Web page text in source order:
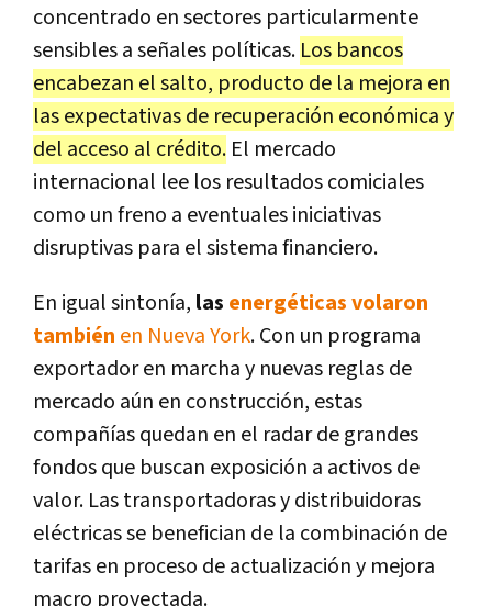
concentrado en sectores particularmente
sensibles a señales políticas. Los bancos
encabezan el salto, producto de la mejora en
las expectativas de recuperación económica y
del acceso al crédito. El mercado
internacional lee los resultados comiciales
como un freno a eventuales iniciativas
disruptivas para el sistema financiero.
En igual sintonía, las energéticas volaron
también en Nueva York. Con un programa
exportador en marcha y nuevas reglas de
mercado aún en construcción, estas
compañías quedan en el radar de grandes
fondos que buscan exposición a activos de
valor. Las transportadoras y distribuidoras
eléctricas se benefician de la combinación de
tarifas en proceso de actualización y mejora
macro proyectada.